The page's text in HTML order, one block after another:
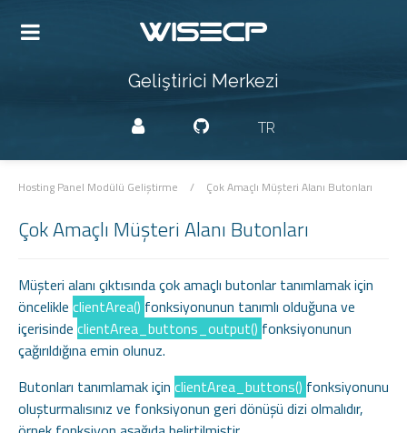
Geliştirici Merkezi
TR
Hosting Panel Modülü Geliştirme / Çok Amaçlı Müşteri Alanı Butonları
Çok Amaçlı Müşteri Alanı Butonları
Müşteri alanı çıktısında çok amaçlı butonlar tanımlamak için
öncelikle clientArea() fonksiyonunun tanımlı olduğuna ve
içerisinde clientArea_buttons_output() fonksiyonunun
çağırıldığına emin olunuz.
Butonları tanımlamak için clientArea_buttons() fonksiyonunu
oluşturmalısınız ve fonksiyonun geri dönüşü dizi olmalıdır,